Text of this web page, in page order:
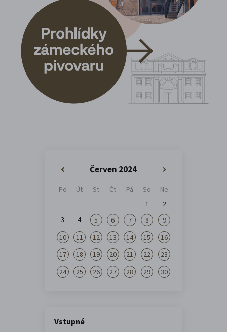
Červen 2024
Po Út St Čt Pá So
Ne
1
2
3
4 5 6 7 8
9
10
11 12 13 14 15
16
17
18 19 20 21 22
23
24
25 26 27 28 29 30
Vstupné